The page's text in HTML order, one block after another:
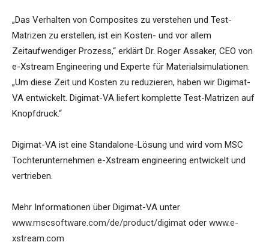
„Das Verhalten von Composites zu verstehen und Test-
Matrizen zu erstellen, ist ein Kosten- und vor allem
Zeitaufwendiger Prozess,“ erklärt Dr. Roger Assaker, CEO von
e-Xstream Engineering und Experte für Materialsimulationen.
„Um diese Zeit und Kosten zu reduzieren, haben wir Digimat-
VA entwickelt. Digimat-VA liefert komplette Test-Matrizen auf
Knopfdruck.“
Digimat-VA ist eine Standalone-Lösung und wird vom MSC
Tochterunternehmen e-Xstream engineering entwickelt und
vertrieben.
Mehr Informationen über Digimat-VA unter
www.mscsoftware.com/de/product/digimat oder www.e-
xstream.com